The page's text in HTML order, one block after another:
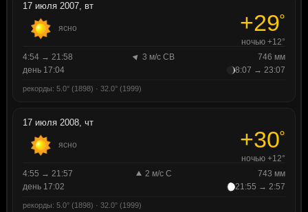
17 июля 2007, вт
ясно +29°
ночью +12°
4:54 → 21:58
3 м/с СВ
746 мм
день 17:04
8:07 → 23:07
рекорды: 5.0° (1898) · 32.0° (1999)
17 июля 2008, чт
ясно +30°
ночью +12°
4:55 → 21:57
2 м/с С
743 мм
день 17:02
21:55 → 2:57
рекорды: 5.0° (1898) · 32.0° (1999)